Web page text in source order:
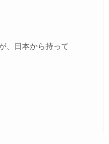
、日本から持って